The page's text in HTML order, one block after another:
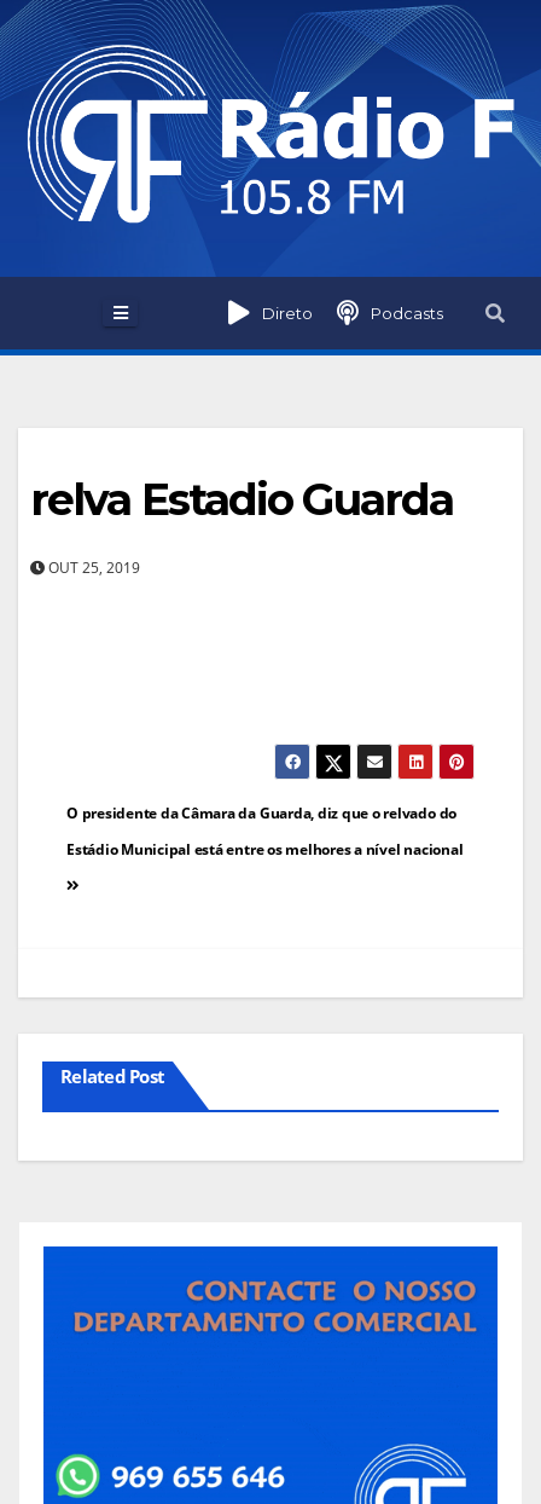
Skip
to
content
Direto Podcasts
relva Estadio Guarda
OUT 25, 2019
Navegação
de
artigos
O presidente da Câmara da Guarda, diz que o relvado do
Estádio Municipal está entre os melhores a nível nacional
Related Post